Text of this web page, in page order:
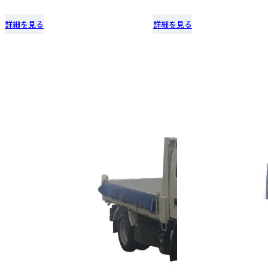
詳細を見る 詳細を見る